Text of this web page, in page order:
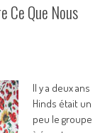
Ce Que Nous
Il y a deux ans
Hinds était un
peu le groupe